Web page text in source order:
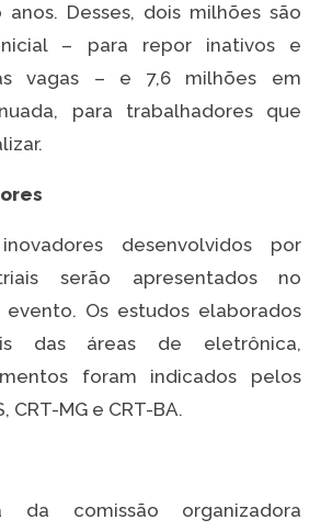
Desses, dois milhões são
– para repor inativos e
vagas – e 7,6 milhões em
para trabalhadores que
desenvolvidos por
serão apresentados no
Os estudos elaborados
das áreas de eletrônica,
foram indicados pelos
CRT-MG e CRT-BA.
da comissão organizadora